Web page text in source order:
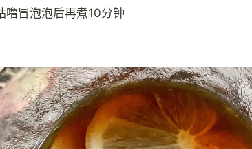
噜冒泡泡后再煮10分钟